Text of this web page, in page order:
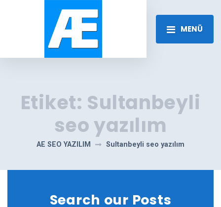
MENÜ
Etiket: Sultanbeyli
seo yazılım
AE SEO YAZILIM Sultanbeyli seo yazılım
Search our Posts